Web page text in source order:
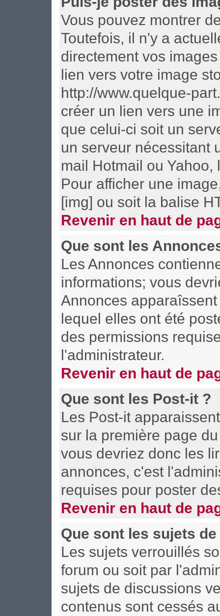
Vous pouvez montrer
Toutefois, il n'y a
directement vos
lien vers votre image
http://www.quelque-
créer un lien vers une
que celui-ci soit un
un serveur nécessitant
mail Hotmail ou
Pour afficher une
[img] ou soit la balise
Revenir en haut de
Que sont les
Les Annonces
informations; vous
Annonces
lequel elles ont été
des permissions
l'administrateur.
Revenir en haut de
Que sont les Post-it ?
Les Post-it
sur la première page
vous devriez donc les
annonces, c'est
requises pour poster
Revenir en haut de
Que sont les sujets
Les sujets verrouillés
forum ou soit par
sujets de discussions
contenus sont cessés